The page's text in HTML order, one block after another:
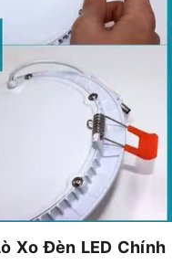
Xo Đèn LED Chính